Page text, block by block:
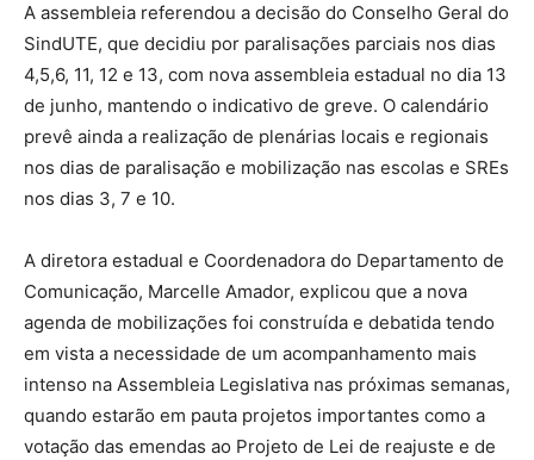
A assembleia referendou a decisão do Conselho Geral do
SindUTE, que decidiu por paralisações parciais nos dias
4,5,6, 11, 12 e 13, com nova assembleia estadual no dia 13
de junho, mantendo o indicativo de greve. O calendário
prevê ainda a realização de plenárias locais e regionais
nos dias de paralisação e mobilização nas escolas e SREs
nos dias 3, 7 e 10.
A diretora estadual e Coordenadora do Departamento de
Comunicação, Marcelle Amador, explicou que a nova
agenda de mobilizações foi construída e debatida tendo
em vista a necessidade de um acompanhamento mais
intenso na Assembleia Legislativa nas próximas semanas,
quando estarão em pauta projetos importantes como a
votação das emendas ao Projeto de Lei de reajuste e de